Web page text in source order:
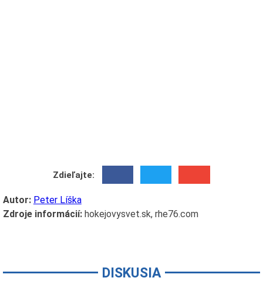
Zdieľajte:
Autor: Peter Líška
Zdroje informácií:hokejovysvet.sk, rhe76.com
DISKUSIA